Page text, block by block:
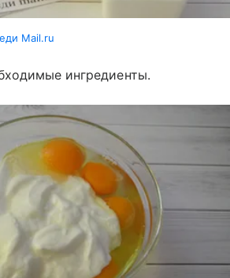
Mail.ru
ингредиенты.